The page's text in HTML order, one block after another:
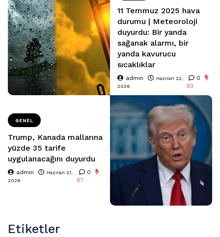
11 Temmuz 2025 hava
durumu | Meteoroloji
duyurdu: Bir yanda
sağanak alarmı, bir
yanda kavurucu
sıcaklıklar
admin
Haziran 22,
2026
0
93
GENEL
Trump, Kanada mallarına
yüzde 35 tarife
uygulanacağını duyurdu
admin
Haziran 21,
2026
0
67
Etiketler